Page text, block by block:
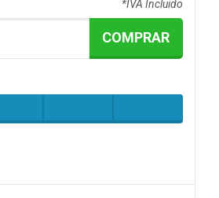
*IVA Incluido
COMPRAR